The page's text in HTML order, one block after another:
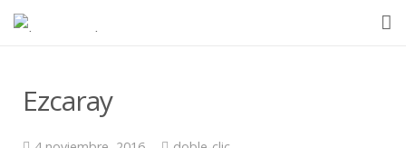
Quienes somos
Ezcaray